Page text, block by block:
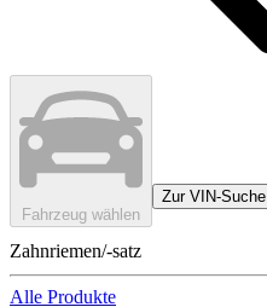
Fahrzeug wählen
Zur VIN-Suche
Zahnriemen/-satz
Alle Produkte